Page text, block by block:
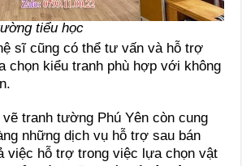
tiểu học
sĩ cũng có thể tư vấn và hỗ trợ
chọn kiểu tranh phù hợp với không
tranh tường Phú Yên còn cung
những dịch vụ hỗ trợ sau bán
việc hỗ trợ trong việc lựa chọn vật